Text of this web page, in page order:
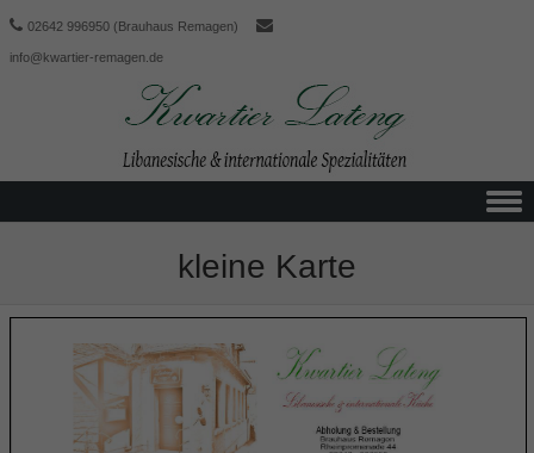
02642 996950 (Brauhaus Remagen)
info@kwartier-remagen.de
kleine Karte